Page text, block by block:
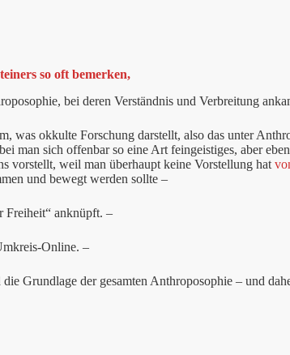
so oft bemerken,
bei deren Verständnis und Verbreitung
was okkulte Forschung darstellt, also das unter
man sich offenbar so eine Art feingeistiges, aber
vorstellt, weil man überhaupt keine Vorstellung hat
und bewegt werden sollte –
Freiheit“ anknüpft. –
Online. –
Grundlage der gesamten Anthroposophie – und